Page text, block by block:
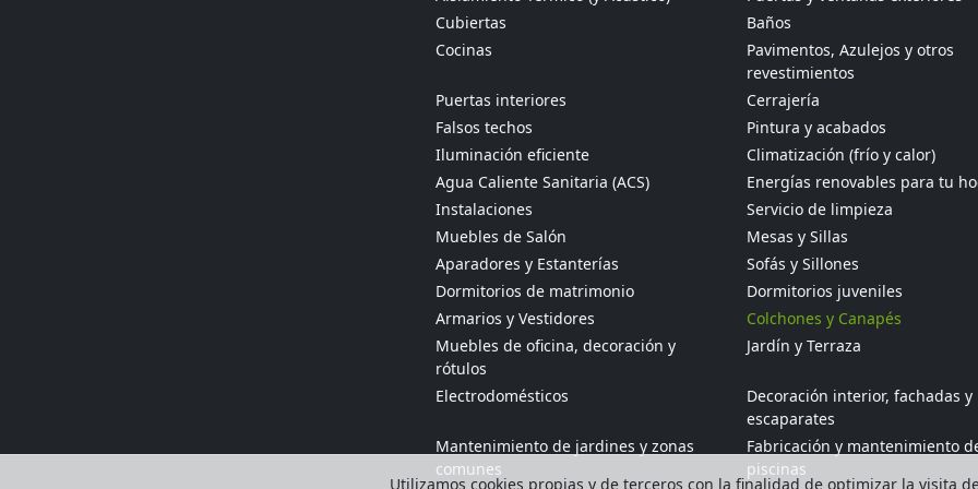
Utilizamos cookies propias y de terceros con la finalidad de optimizar la visita
Cubiertas
Baños
Cocinas
Pavimentos, Azulejos y otros
revestimientos
Puertas interiores
Cerrajería
Falsos techos
Pintura y acabados
Iluminación eficiente
Climatización (frío y calor)
Agua Caliente Sanitaria (ACS)
Energías renovables para tu
Instalaciones
Servicio de limpieza
Muebles de Salón
Mesas y Sillas
Aparadores y Estanterías
Sofás y Sillones
Dormitorios de matrimonio
Dormitorios juveniles
Armarios y Vestidores
Colchones y Canapés
Muebles de oficina, decoración y
rótulos
Jardín y Terraza
Electrodomésticos
Decoración interior, fachadas y
escaparates
Mantenimiento de jardines y zonas
comunes
Fabricación y mantenimiento
piscinas